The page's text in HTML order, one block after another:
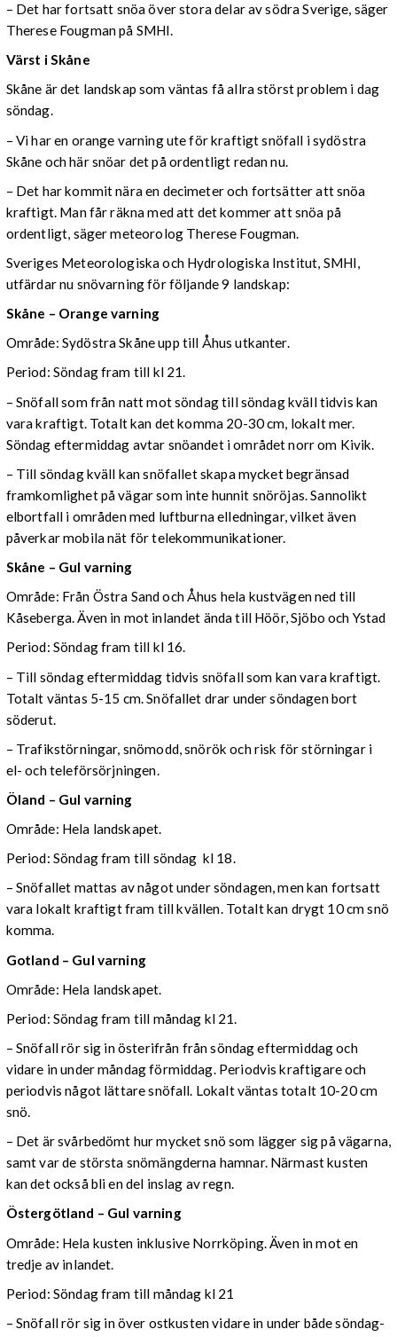
– Det har fortsatt snöa över stora delar av södra Sverige, säger
Therese Fougman på SMHI.
Värst i Skåne
Skåne är det landskap som väntas få allra störst problem i dag
söndag.
– Vi har en orange varning ute för kraftigt snöfall i sydöstra
Skåne och här snöar det på ordentligt redan nu.
– Det har kommit nära en decimeter och fortsätter att snöa
kraftigt. Man får räkna med att det kommer att snöa på
ordentligt, säger meteorolog Therese Fougman.
Sveriges Meteorologiska och Hydrologiska Institut, SMHI,
utfärdar nu snövarning för följande 9 landskap:
Skåne – Orange varning
Område: Sydöstra Skåne upp till Åhus utkanter.
Period: Söndag fram till kl 21.
– Snöfall som från natt mot söndag till söndag kväll tidvis kan
vara kraftigt. Totalt kan det komma 20-30 cm, lokalt mer.
Söndag eftermiddag avtar snöandet i området norr om Kivik.
– Till söndag kväll kan snöfallet skapa mycket begränsad
framkomlighet på vägar som inte hunnit snöröjas. Sannolikt
elbortfall i områden med luftburna elledningar, vilket även
påverkar mobila nät för telekommunikationer.
Skåne – Gul varning
Område: Från Östra Sand och Åhus hela kustvägen ned till
Kåseberga. Även in mot inlandet ända till Höör, Sjöbo och Ystad
Period: Söndag fram till kl 16.
– Till söndag eftermiddag tidvis snöfall som kan vara kraftigt.
Totalt väntas 5-15 cm. Snöfallet drar under söndagen bort
söderut.
– Trafikstörningar, snömodd, snörök och risk för störningar i
el- och teleförsörjningen.
Öland – Gul varning
Område: Hela landskapet.
Period: Söndag fram till söndag kl 18.
– Snöfallet mattas av något under söndagen, men kan fortsatt
vara lokalt kraftigt fram till kvällen. Totalt kan drygt 10 cm snö
komma.
Gotland – Gul varning
Område: Hela landskapet.
Period: Söndag fram till måndag kl 21.
– Snöfall rör sig in österifrån från söndag eftermiddag och
vidare in under måndag förmiddag. Periodvis kraftigare och
periodvis något lättare snöfall. Lokalt väntas totalt 10-20 cm
snö.
– Det är svårbedömt hur mycket snö som lägger sig på vägarna,
samt var de största snömängderna hamnar. Närmast kusten
kan det också bli en del inslag av regn.
Östergötland – Gul varning
Område: Hela kusten inklusive Norrköping. Även in mot en
tredje av inlandet.
Period: Söndag fram till måndag kl 21
– Snöfall rör sig in över ostkusten vidare in under både söndag-